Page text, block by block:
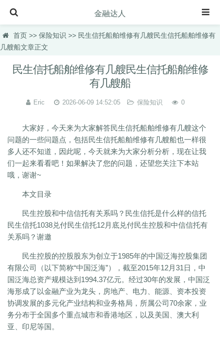
金融达人
首页
保险知识
理财规划
理财百科
理财品种
理财产品
首页 >> 保险知识 >> 民生信托船舶维修有几艘民生信托船舶维修有
几艘船文章正文
民生信托船舶维修有几艘民生信托船舶维修
有几艘船
Eric 2026-06-09 14:52:05 保险知识 0
大家好，今天来为大家解答民生信托船舶维修有几艘这个
问题的一些问题点，包括民生信托船舶维修有几艘船也一样很
多人还不知道，因此呢，今天就来为大家分析分析，现在让我
们一起来看看吧！如果解决了您的问题，还望您关注下本站
哦，谢谢~
本文目录
民生控股和中信信托有关系吗？民生信托是什么样的信托
民生信托1038兑付民生信托12月底兑付民生控股和中信信托有
关系吗？谢邀
民生控股的控股股东为创立于1985年的中国泛海控股集团
有限公司（以下简称“中国泛海”），截至2015年12月31日，中
国泛海总资产规模达到1994.37亿元。经过30年的发展，中国泛
海形成了以金融产业为龙头，房地产、电力、能源、资本投资
协调发展的多元化产业结构和业务格局，所属公司70余家，业
务分布于全国多个重点城市和香港地区，以及美国、澳大利
亚、印尼等国。